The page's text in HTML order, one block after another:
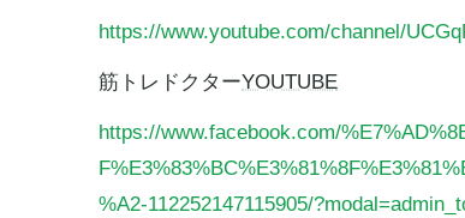
https://www.youtube.com/channel/
筋トレドクターYOUTUBE
https://www.facebook.com/
%A2-112252147115905/